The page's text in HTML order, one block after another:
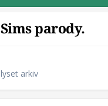
parody.
arkiv